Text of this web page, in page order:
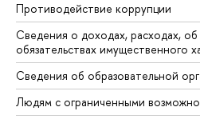
Противодействие коррупции
Сведения о доходах, расходах,
обязательствах имущественного
Сведения об образовательной
Людям с ограниченными